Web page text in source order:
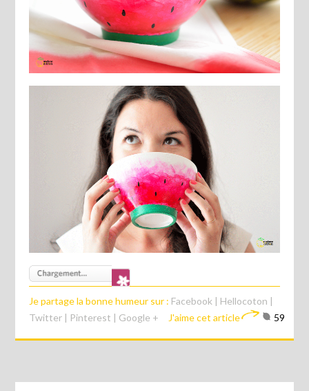
Je partage la bonne humeur sur : Facebook | Hellocoton |
Twitter | Pinterest | Google + J'aime cet article 59